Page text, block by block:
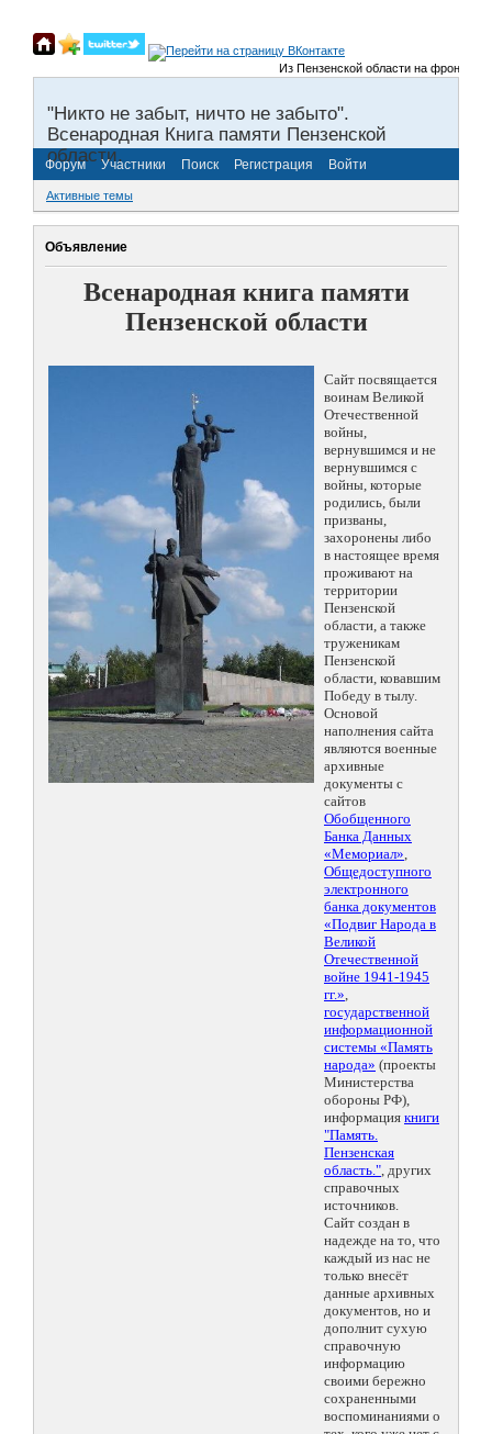
Из Пензенской области на фронты
"Никто не забыт, ничто не забыто".
Всенародная Книга памяти Пензенской
области.
Форум Участники Поиск Регистрация Войти
Активные темы
Объявление
Всенародная книга памяти
Пензенской области
Сайт посвящается
воинам Великой
Отечественной
войны,
вернувшимся и не
вернувшимся с
войны, которые
родились, были
призваны,
захоронены либо
в настоящее время
проживают на
территории
Пензенской
области, а также
труженикам
Пензенской
области, ковавшим
Победу в тылу.
Основой
наполнения сайта
являются военные
архивные
документы с
сайтов
Обобщенного
Банка Данных
«Мемориал»,
Общедоступного
электронного
банка документов
«Подвиг Народа в
Великой
Отечественной
войне 1941-1945
гг.»,
государственной
информационной
системы «Память
народа» (проекты
Министерства
обороны РФ),
информация книги
"Память.
Пензенская
область.", других
справочных
источников.
Сайт создан в
надежде на то, что
каждый из нас не
только внесёт
данные архивных
документов, но и
дополнит сухую
справочную
информацию
своими бережно
сохраненными
воспоминаниями о